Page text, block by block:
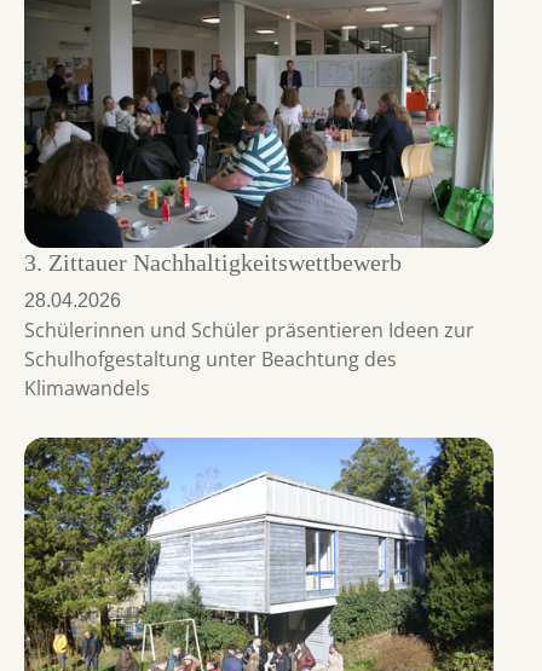
3. Zittauer Nachhaltigkeitswettbewerb
28.04.2026
Schülerinnen und Schüler präsentieren Ideen zur
Schulhofgestaltung unter Beachtung des
Klimawandels